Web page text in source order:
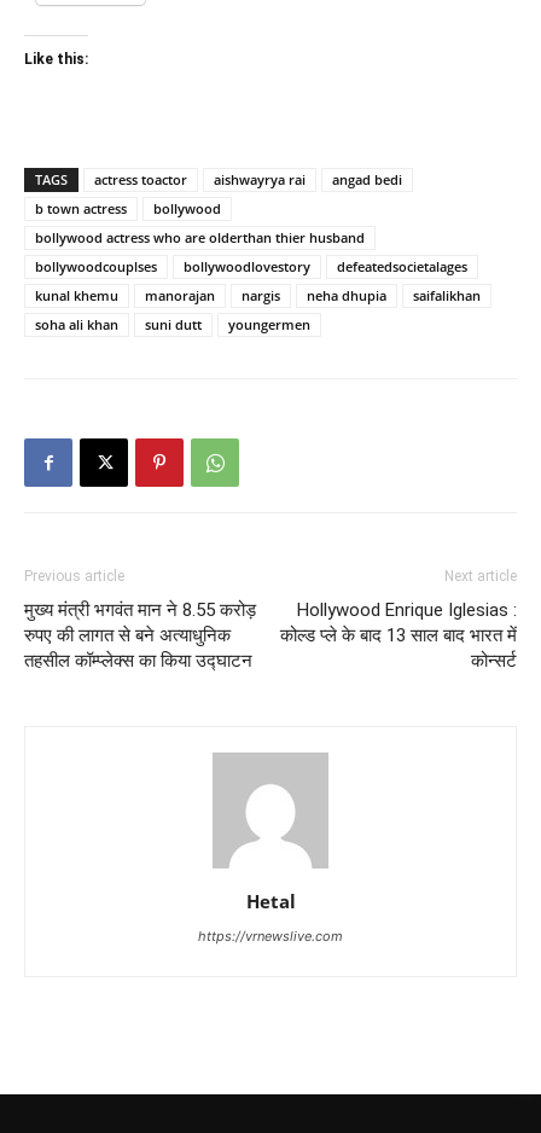
Like this:
TAGS actress toactor aishwayrya rai
angad bedi
b town actress
bollywood
bollywood actress who are olderthan thier husband
bollywoodcouplses
bollywoodlovestory
defeatedsocietalages
kunal khemu
manorajan nargis neha dhupia
saifalikhan
soha ali khan
suni dutt youngermen
Previous article
मुख्य मंत्री भगवंत मान ने 8.55 करोड़
रुपए की लागत से बने अत्याधुनिक
तहसील कॉम्प्लेक्स का किया उद्घाटन
Next article
Hollywood Enrique Iglesias :
कोल्ड प्ले के बाद 13 साल बाद भारत में
कोन्सर्ट
Hetal
https://vrnewslive.com